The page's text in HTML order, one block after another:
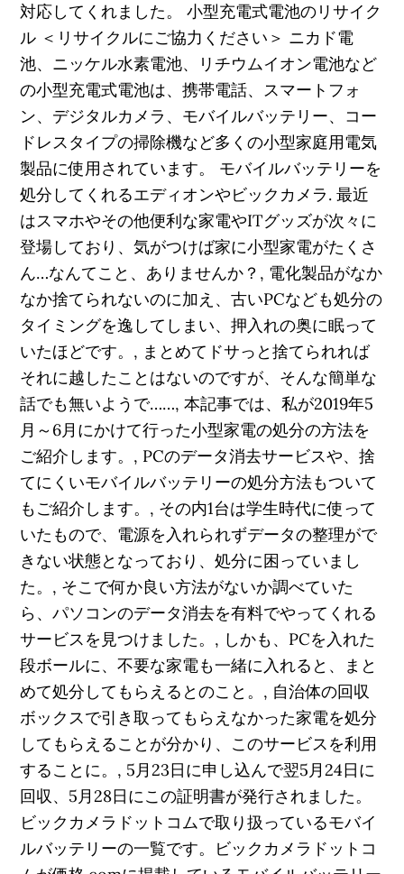
対応してくれました。 小型充電式電池のリサイク
ル ＜リサイクルにご協力ください＞ ニカド電
池、ニッケル水素電池、リチウムイオン電池など
の小型充電式電池は、携帯電話、スマートフォ
ン、デジタルカメラ、モバイルバッテリー、コー
ドレスタイプの掃除機など多くの小型家庭用電気
製品に使用されています。 モバイルバッテリーを
処分してくれるエディオンやビックカメラ. 最近
はスマホやその他便利な家電やITグッズが次々に
登場しており、気がつけば家に小型家電がたくさ
ん…なんてこと、ありませんか？, 電化製品がなか
なか捨てられないのに加え、古いPCなども処分の
タイミングを逸してしまい、押入れの奥に眠って
いたほどです。, まとめてドサっと捨てられれば
それに越したことはないのですが、そんな簡単な
話でも無いようで……, 本記事では、私が2019年5
月～6月にかけて行った小型家電の処分の方法を
ご紹介します。, PCのデータ消去サービスや、捨
てにくいモバイルバッテリーの処分方法もついて
もご紹介します。, その内1台は学生時代に使って
いたもので、電源を入れられずデータの整理がで
きない状態となっており、処分に困っていまし
た。, そこで何か良い方法がないか調べていた
ら、パソコンのデータ消去を有料でやってくれる
サービスを見つけました。, しかも、PCを入れた
段ボールに、不要な家電も一緒に入れると、まと
めて処分してもらえるとのこと。, 自治体の回収
ボックスで引き取ってもらえなかった家電を処分
してもらえることが分かり、このサービスを利用
することに。, 5月23日に申し込んで翌5月24日に
回収、5月28日にこの証明書が発行されました。
ビックカメラドットコムで取り扱っているモバイ
ルバッテリーの一覧です。ビックカメラドットコ